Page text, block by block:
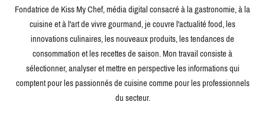
Fondatrice de Kiss My Chef, média digital consacré à la gastronomie, à la
cuisine et à l'art de vivre gourmand, je couvre l'actualité food, les
innovations culinaires, les nouveaux produits, les tendances de
consommation et les recettes de saison. Mon travail consiste à
sélectionner, analyser et mettre en perspective les informations qui
comptent pour les passionnés de cuisine comme pour les professionnels
du secteur.